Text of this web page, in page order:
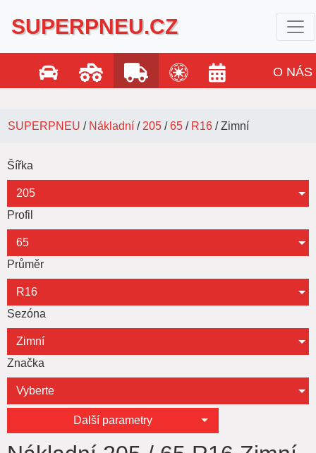
SUPERPNEU.CZ
O NÁS
SUPERPNEU / Nákladní / 205 /65 / R16 /Zimní
Šířka
205
Profil
65
Průměr
R16
Sezóna
Zimní
Značka
Vyberte
Další parametry